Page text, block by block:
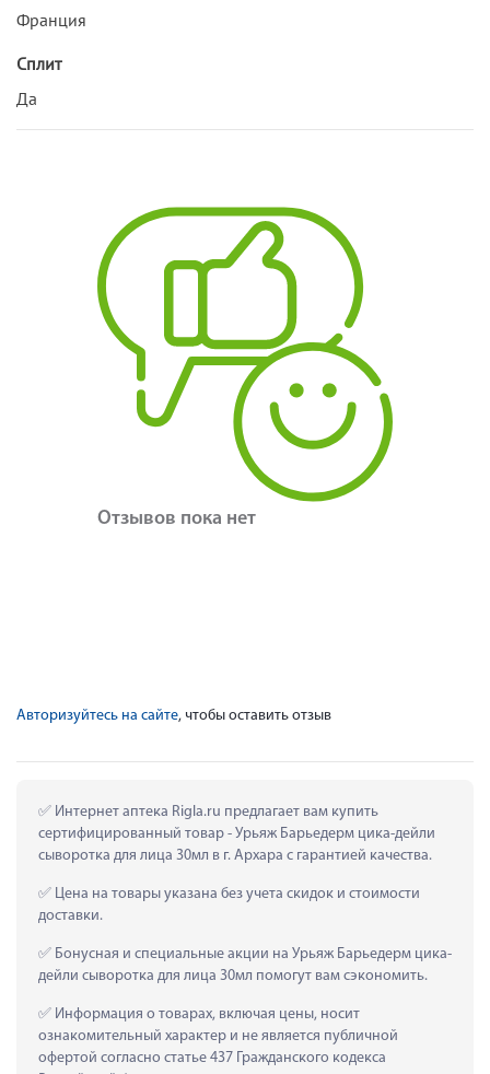
Франция
Сплит
Да
Отзывов пока нет
Авторизуйтесь на сайте, чтобы оставить отзыв
Интернет аптека Rigla.ru предлагает вам купить
сертифицированный товар - Урьяж Барьедерм цика-дейли
сыворотка для лица 30мл в г. Архара с гарантией качества.
Цена на товары указана без учета скидок и стоимости
доставки.
Бонусная и специальные акции на Урьяж Барьедерм цика-
дейли сыворотка для лица 30мл помогут вам сэкономить.
Информация о товарах, включая цены, носит
ознакомительный характер и не является публичной
офертой согласно статье 437 Гражданского кодекса